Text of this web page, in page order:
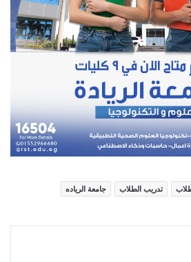
تدريب الطلاب جامعة الرياده